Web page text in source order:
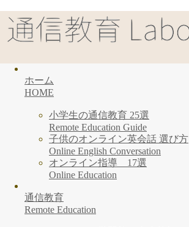
ホーム
HOME
小学生の通信教育 25選
Remote Education Guide
子供のオンライン英会話 選び方
Online English Conversation
オンライン指導 17選
Online Education
通信教育
Remote Education